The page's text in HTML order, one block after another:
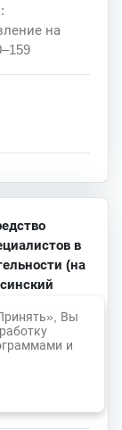
на
в
(на
Вы
и